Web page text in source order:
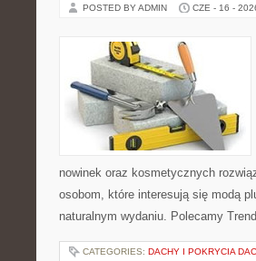
POSTED BY ADMIN CZE - 16 -
nowinek oraz kosmetycznych
osobom, które interesują się modą
naturalnym wydaniu. Polecamy
CATEGORIES: DACHY I POKRYCIA